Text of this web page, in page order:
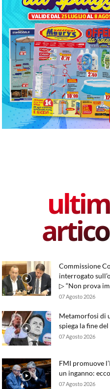
Commissione
interrogato
▷ “Non prova
07 Agosto 2026
Metamorfosi di
spiega la fine
07 Agosto 2026
FMI promuove
un inganno:
07 Agosto 2026